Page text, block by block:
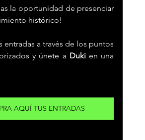
histórico!
entradas a través de los puntos
y únete a Duki en una
AQUÍ TUS ENTRADAS